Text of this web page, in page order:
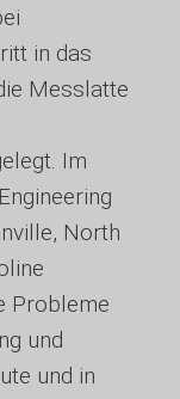
in das
Messlatte
Im
North
Probleme
und
und in